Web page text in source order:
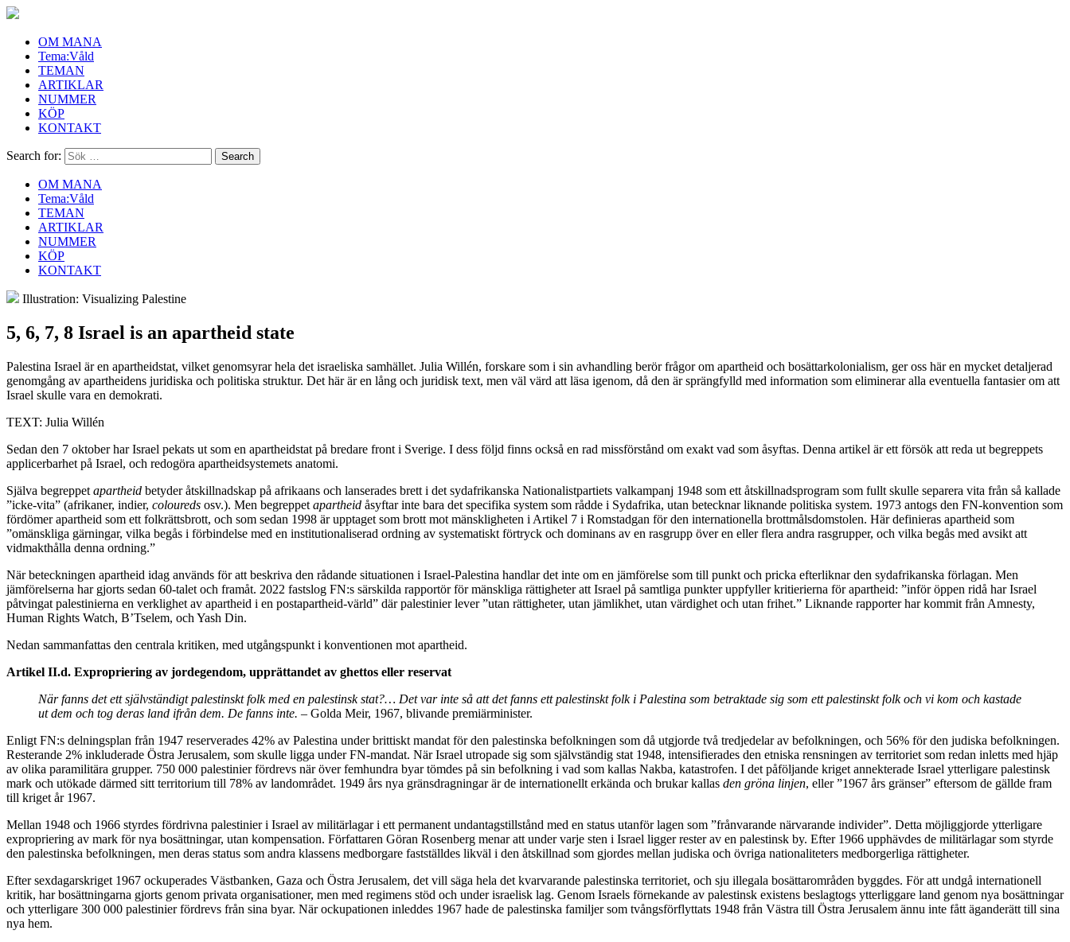
OM MANA
Tema:Våld
TEMAN
ARTIKLAR
NUMMER
KÖP
KONTAKT
Search for:
OM MANA
Tema:Våld
TEMAN
ARTIKLAR
NUMMER
KÖP
KONTAKT
Illustration: Visualizing Palestine
5, 6, 7, 8 Israel is an apartheid state
Palestina Israel är en apartheidstat, vilket genomsyrar hela det israeliska samhället. Julia Willén, forskare som i sin avhandling berör frågor om apartheid och bosättarkolonialism, ger oss här en mycket detaljerad
genomgång av apartheidens juridiska och politiska struktur. Det här är en lång och juridisk text, men väl värd att läsa igenom, då den är sprängfylld med information som eliminerar alla eventuella fantasier om att
Israel skulle vara en demokrati.
TEXT: Julia Willén
Sedan den 7 oktober har Israel pekats ut som en apartheidstat på bredare front i Sverige. I dess följd finns också en rad missförstånd om exakt vad som åsyftas. Denna artikel är ett försök att reda ut begreppets
applicerbarhet på Israel, och redogöra apartheidsystemets anatomi.
Själva begreppet apartheid betyder åtskillnadskap på afrikaans och lanserades brett i det sydafrikanska Nationalistpartiets valkampanj 1948 som ett åtskillnadsprogram som fullt skulle separera vita från så kallade
”icke-vita” (afrikaner, indier, coloureds osv.). Men begreppet apartheid åsyftar inte bara det specifika system som rådde i Sydafrika, utan betecknar liknande politiska system. 1973 antogs den FN-konvention som
fördömer apartheid som ett folkrättsbrott, och som sedan 1998 är upptaget som brott mot mänskligheten i Artikel 7 i Romstadgan för den internationella brottmålsdomstolen. Här definieras apartheid som
”omänskliga gärningar, vilka begås i förbindelse med en institutionaliserad ordning av systematiskt förtryck och dominans av en rasgrupp över en eller flera andra rasgrupper, och vilka begås med avsikt att
vidmakthålla denna ordning.”
När beteckningen apartheid idag används för att beskriva den rådande situationen i Israel-Palestina handlar det inte om en jämförelse som till punkt och pricka efterliknar den sydafrikanska förlagan. Men
jämförelserna har gjorts sedan 60-talet och framåt. 2022 fastslog FN:s särskilda rapportör för mänskliga rättigheter att Israel på samtliga punkter uppfyller kritierierna för apartheid: ”inför öppen ridå har Israel
påtvingat palestinierna en verklighet av apartheid i en postapartheid-värld” där palestinier lever ”utan rättigheter, utan jämlikhet, utan värdighet och utan frihet.” Liknande rapporter har kommit från Amnesty,
Human Rights Watch, B’Tselem, och Yash Din.
Nedan sammanfattas den centrala kritiken, med utgångspunkt i konventionen mot apartheid.
Artikel II.d. Expropriering av jordegendom, upprättandet av ghettos eller reservat
När fanns det ett självständigt palestinskt folk med en palestinsk stat?… Det var inte så att det fanns ett palestinskt folk i Palestina som betraktade sig som ett palestinskt folk och vi kom och kastade
ut dem och tog deras land ifrån dem. De fanns inte. – Golda Meir, 1967, blivande premiärminister.
Enligt FN:s delningsplan från 1947 reserverades 42% av Palestina under brittiskt mandat för den palestinska befolkningen som då utgjorde två tredjedelar av befolkningen, och 56% för den judiska befolkningen.
Resterande 2% inkluderade Östra Jerusalem, som skulle ligga under FN-mandat. När Israel utropade sig som självständig stat 1948, intensifierades den etniska rensningen av territoriet som redan inletts med hjäp
av olika paramilitära grupper. 750 000 palestinier fördrevs när över femhundra byar tömdes på sin befolkning i vad som kallas Nakba, katastrofen. I det påföljande kriget annekterade Israel ytterligare palestinsk
mark och utökade därmed sitt territorium till 78% av landområdet. 1949 års nya gränsdragningar är de internationellt erkända och brukar kallas den gröna linjen, eller ”1967 års gränser” eftersom de gällde fram
till kriget år 1967.
Mellan 1948 och 1966 styrdes fördrivna palestinier i Israel av militärlagar i ett permanent undantagstillstånd med en status utanför lagen som ”frånvarande närvarande individer”. Detta möjliggjorde ytterligare
expropriering av mark för nya bosättningar, utan kompensation. Författaren Göran Rosenberg menar att under varje sten i Israel ligger rester av en palestinsk by. Efter 1966 upphävdes de militärlagar som styrde
den palestinska befolkningen, men deras status som andra klassens medborgare fastställdes likväl i den åtskillnad som gjordes mellan judiska och övriga nationaliteters medborgerliga rättigheter.
Efter sexdagarskriget 1967 ockuperades Västbanken, Gaza och Östra Jerusalem, det vill säga hela det kvarvarande palestinska territoriet, och sju illegala bosättarområden byggdes. För att undgå internationell
kritik, har bosättningarna gjorts genom privata organisationer, men med regimens stöd och under israelisk lag. Genom Israels förnekande av palestinsk existens beslagtogs ytterliggare land genom nya bosättningar
och ytterligare 300 000 palestinier fördrevs från sina byar. När ockupationen inleddes 1967 hade de palestinska familjer som tvångsförflyttats 1948 från Västra till Östra Jerusalem ännu inte fått äganderätt till sina
nya hem.